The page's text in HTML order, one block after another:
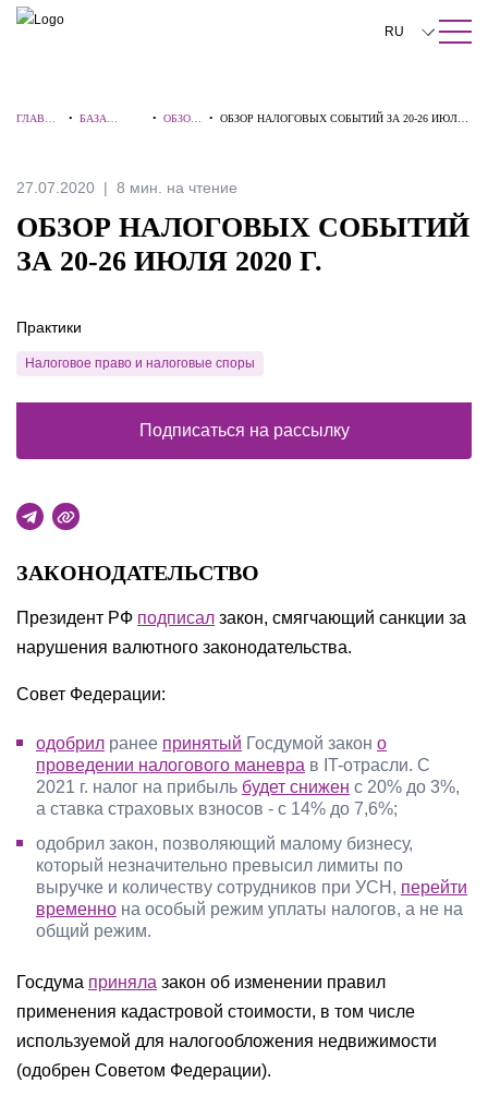
ПОИСК ПО САЙТУ Закрыть
RU
中文
Türkçe
ГЛАВНА
• БАЗА
• ОБЗОР
• ОБЗОР НАЛОГОВЫХ СОБЫТИЙ ЗА 20-26 ИЮЛЯ
27.07.2020 8 мин. на чтение
ОБЗОР НАЛОГОВЫХ СОБЫТИЙ
ЗА 20-26 ИЮЛЯ 2020 Г.
ЗАКОНОДАТЕЛЬСТВО
Президент РФ подписал закон, смягчающий санкции за
нарушения валютного законодательства.
Совет Федерации:
одобрил ранее принятый Госдумой закон о
проведении налогового маневра в IT-отрасли. С
2021 г. налог на прибыль будет снижен с 20% до 3%,
а ставка страховых взносов - с 14% до 7,6%;
одобрил закон, позволяющий малому бизнесу,
который незначительно превысил лимиты по
выручке и количеству сотрудников при УСН, перейти
временно на особый режим уплаты налогов, а не на
общий режим.
Госдума приняла закон об изменении правил
применения кадастровой стоимости, в том числе
используемой для налогообложения недвижимости
(одобрен Советом Федерации).
Практики
Налоговое право и налоговые споры
Подписаться на рассылку